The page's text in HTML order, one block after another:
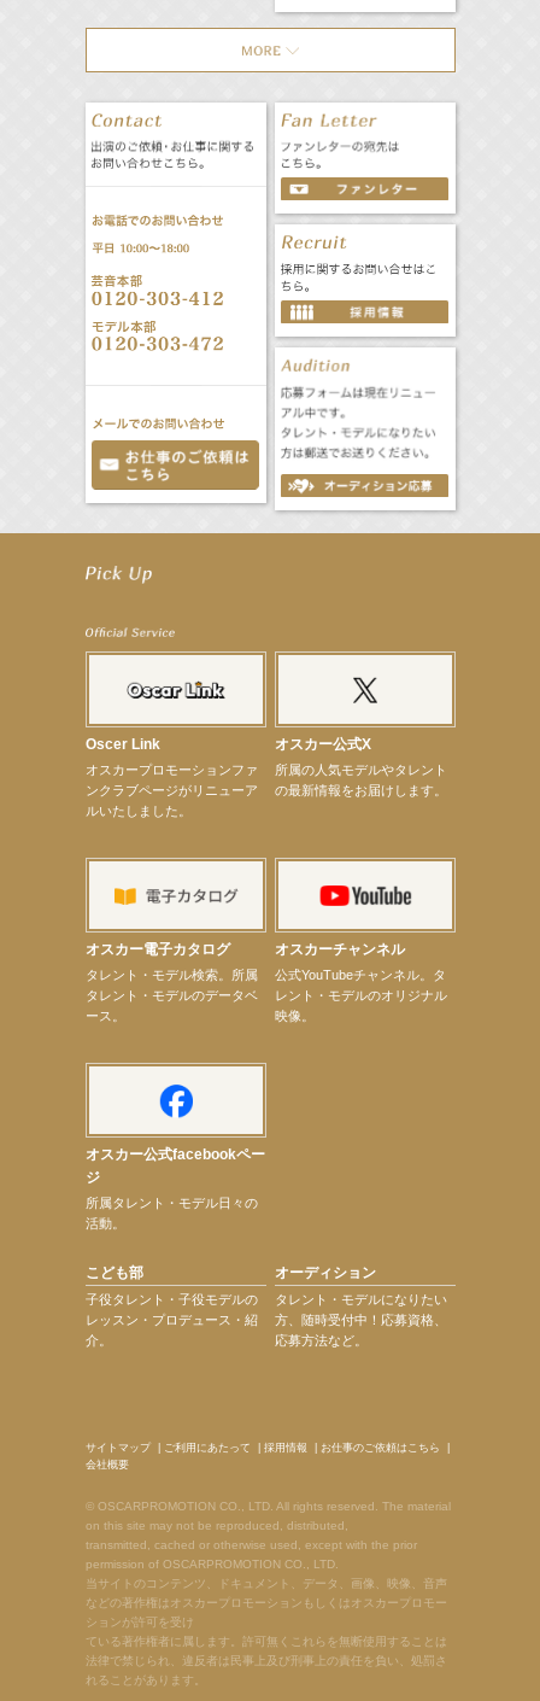
【前川泰之】舞台「グレンギャリー・グレンロス」公演詳細解禁！
【elfin’】7thシングル『全世界』がFM-UUでO.A.決定♪
【elfin’】8月16日（日）「全世界」発売記念イベント決定！
【elfin’】7thシングル『全世界』がFM TANABEでO.A.決定♪
【昆虫ハンター牧田習】宝塚市立手塚治虫記念館トークショー＆宝塚文化芸術センター昆虫展示イ
【昆虫ハンター牧田習】8月13日（木）プライムツリー赤池「ふれあい昆虫フェスティバル」トーク
【井頭愛海】『小さなお葬式』TV-CM出演！
【定本楓馬】WEB DIGVII 連載企画『東京23時』に登場！
【髙橋ひかる】7月雑誌掲載情報
【elfin’】【小倉舞子】8月9日（日）「MxM’s produce event vol.14」に出演決定！
【elfin’】【辻美優】8月28日（金）「辻美優(elfin’)グレイテスト・ショー」に出演決定！
【elfin’】9月27日（日）「Beauty Voice Theater Reboot Vol.3」開催決定！
【本田紗来】「Ray」9月号発売中！
Oscer Link
オスカープロモーションファ
ンクラブページがリニューア
ルいたしました。
オスカー公式X
所属の人気モデルやタレント
の最新情報をお届けします。
オスカー電子カタログ
タレント・モデル検索。所属
タレント・モデルのデータベ
ース。
オスカーチャンネル
公式YouTubeチャンネル。タ
レント・モデルのオリジナル
映像。
オスカー公式facebookペー
ジ
所属タレント・モデル日々の
活動。
こども部
子役タレント・子役モデルの
レッスン・プロデュース・紹
介。
オーディション
タレント・モデルになりたい
方、随時受付中！応募資格、
応募方法など。
サイトマップ| ご利用にあたって 採用情報 お仕事のご依頼はこちら
会社概要
© OSCARPROMOTION CO., LTD. All rights reserved. The material
on this site may not be reproduced, distributed,
transmitted, cached or otherwise used, except with the prior
permission of OSCARPROMOTION CO., LTD.
当サイトのコンテンツ、ドキュメント、データ、画像、映像、音声
などの著作権はオスカープロモーションもしくはオスカープロモー
ションが許可を受け
ている著作権者に属します。許可無くこれらを無断使用することは
法律で禁じられ、違反者は民事上及び刑事上の責任を負い、処罰さ
れることがあります。